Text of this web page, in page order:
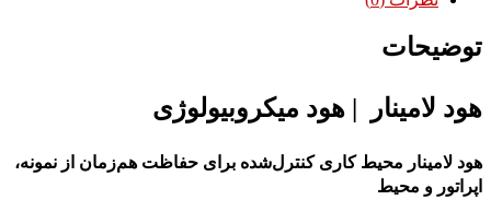
توضیحات
هود لامینار | هود میکروبیولوژی
هود لامینار محیط کاری کنترل‌شده برای حفاظت هم‌زمان از نمونه،
اپراتور و محیط